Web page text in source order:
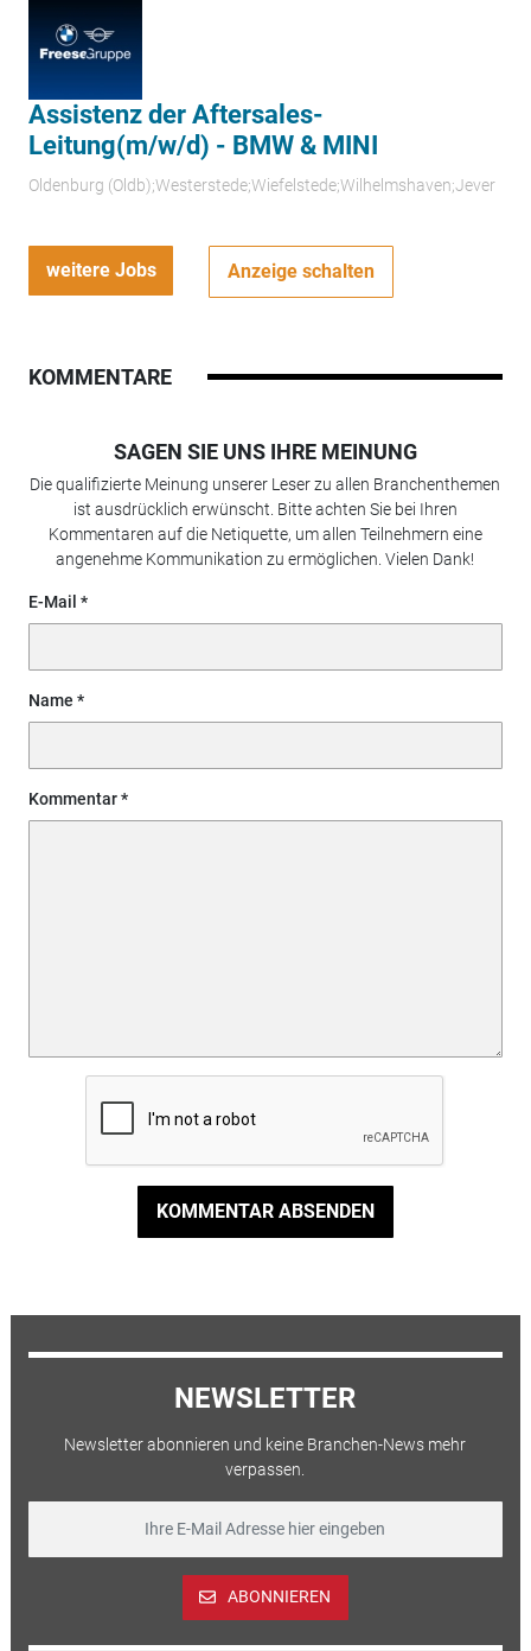
Assistenz der Aftersales-
Leitung(m/w/d) - BMW & MINI
Oldenburg (Oldb);Westerstede;Wiefelstede;Wilhelmshaven;Jever
weitere Jobs Anzeige schalten
KOMMENTARE
SAGEN SIE UNS IHRE MEINUNG
Die qualifizierte Meinung unserer Leser zu allen Branchenthemen
ist ausdrücklich erwünscht. Bitte achten Sie bei Ihren
Kommentaren auf die Netiquette, um allen Teilnehmern eine
angenehme Kommunikation zu ermöglichen. Vielen Dank!
E-Mail
Name
Kommentar
KOMMENTAR ABSENDEN
NEWSLETTER
Newsletter abonnieren und keine Branchen-News mehr
verpassen.
ABONNIEREN